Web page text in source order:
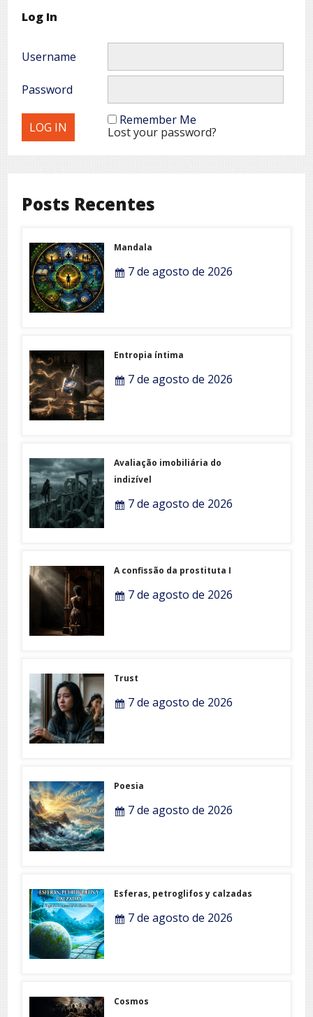
Log In
Username
Password
Remember Me
Lost your password?
Posts Recentes
Mandala
7 de agosto de 2026
Entropia íntima
7 de agosto de 2026
Avaliação imobiliária do
indizível
7 de agosto de 2026
A confissão da prostituta I
7 de agosto de 2026
Trust
7 de agosto de 2026
Poesia
7 de agosto de 2026
Esferas, petroglifos y calzadas
7 de agosto de 2026
Cosmos